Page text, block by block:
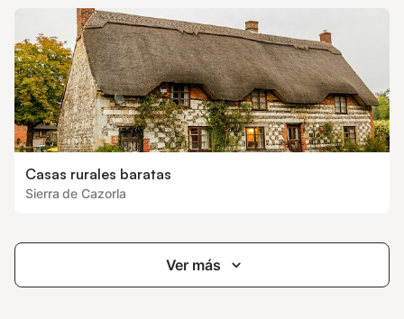
Casas rurales baratas
Sierra de Cazorla
Ver más